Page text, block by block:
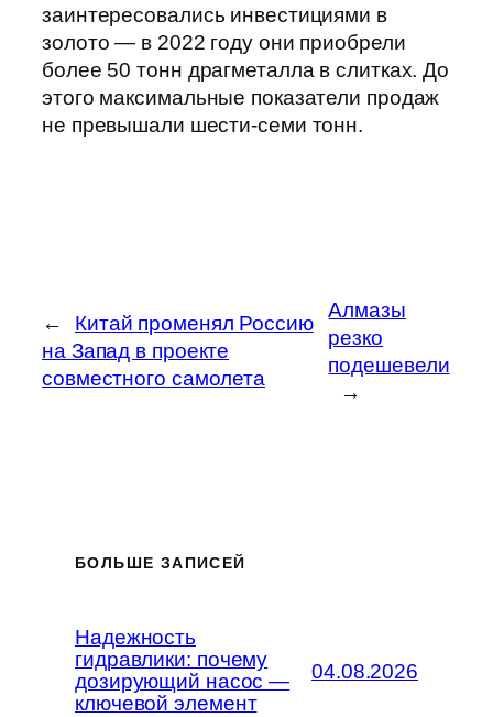
заинтересовались инвестициями в
золото — в 2022 году они приобрели
более 50 тонн драгметалла в слитках. До
этого максимальные показатели продаж
не превышали шести-семи тонн.
←
Китай променял Россию
на Запад в проекте
совместного самолета
Алмазы
резко
подешевели
→
БОЛЬШЕ ЗАПИСЕЙ
Надежность
гидравлики: почему
дозирующий насос —
ключевой элемент
04.08.2026